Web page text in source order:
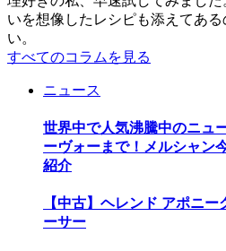
いを想像したレシピも添えてあ
い。
すべてのコラムを見る
ニュース
世界中で人気沸騰中のニュ
ーヴォーまで！メルシャン
紹介
【中古】ヘレンド アポニ
ーサー